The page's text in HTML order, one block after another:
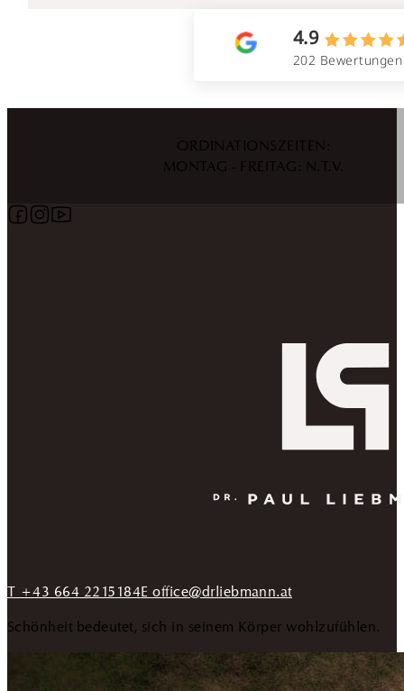
4.9
202 Bewertungen
ORDINATIONSZEITEN:
MONTAG - FREITAG: N.T.V.
Follow us on Facebook
Follow us on Instagram
T +43 664 2215184E office@drliebmann.at
Schönheit bedeutet, sich in seinem Körper wohlzufühlen.